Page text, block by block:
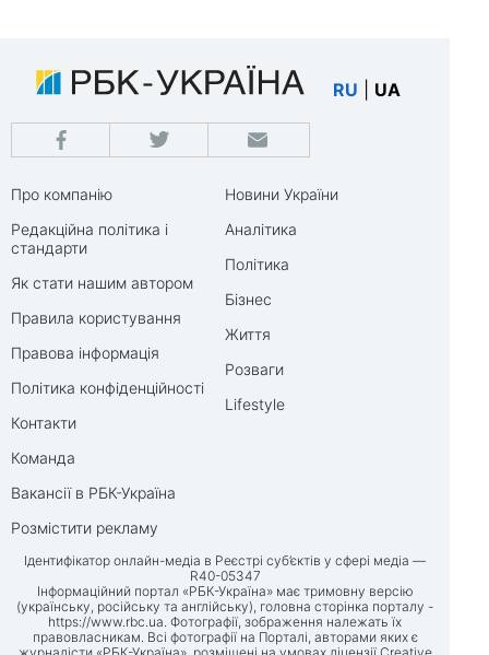
RU UA
Про компанію
Редакційна політика і
стандарти
Як стати нашим автором
Правила користування
Правова інформація
Політика конфіденційності
Контакти
Команда
Вакансії в РБК-Україна
Розмістити рекламу
Новини України
Аналітика
Політика
Бізнес
Життя
Розваги
Lifestyle
Ідентифікатор онлайн-медіа в Реєстрі суб’єктів у сфері медіа —
R40-05347
Інформаційний портал «РБК-Україна» має тримовну версію
(українську, російську та англійську), головна сторінка порталу -
https://www.rbc.ua. Фотографії, зображення належать їх
правовласникам. Всі фотографії на Порталі, авторами яких є